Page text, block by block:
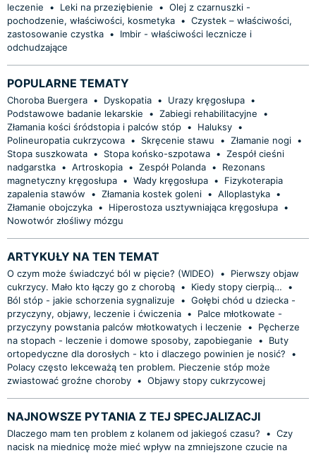
leczenie
• Leki na przeziębienie • Olej z czarnuszki -
pochodzenie, właściwości, kosmetyka • Czystek – właściwości,
zastosowanie czystka •
Imbir - właściwości lecznicze i
odchudzające
POPULARNE TEMATY
Choroba Buergera • Dyskopatia • Urazy kręgosłupa •
Podstawowe badanie lekarskie
• Zabiegi rehabilitacyjne
•
Złamania kości śródstopia i palców stóp • Haluksy •
Polineuropatia cukrzycowa • Skręcenie stawu • Złamanie nogi •
Stopa suszkowata • Stopa końsko-szpotawa • Zespół cieśni
nadgarstka • Artroskopia • Zespół Polanda •
Rezonans
magnetyczny kręgosłupa • Wady kręgosłupa •
Fizykoterapia
zapalenia stawów
• Złamania kostek goleni • Alloplastyka •
Złamanie obojczyka • Hiperostoza usztywniająca kręgosłupa •
Nowotwór złośliwy mózgu
ARTYKUŁY NA TEN TEMAT
O czym może świadczyć ból w pięcie? (WIDEO) •
Pierwszy objaw
cukrzycy. Mało kto łączy go z chorobą • Kiedy stopy cierpią…
•
Ból stóp - jakie schorzenia sygnalizuje
• Gołębi chód u dziecka -
przyczyny, objawy, leczenie i ćwiczenia •
Palce młotkowate -
przyczyny powstania palców młotkowatych i leczenie
•
Pęcherze
na stopach - leczenie i domowe sposoby, zapobieganie
•
Buty
ortopedyczne dla dorosłych - kto i dlaczego powinien je nosić?
•
Polacy często lekceważą ten problem. Pieczenie stóp może
zwiastować groźne choroby • Objawy stopy cukrzycowej
NAJNOWSZE PYTANIA Z TEJ SPECJALIZACJI
Dlaczego mam ten problem z kolanem od jakiegoś czasu? • Czy
nacisk na miednicę może mieć wpływ na zmniejszone czucie na